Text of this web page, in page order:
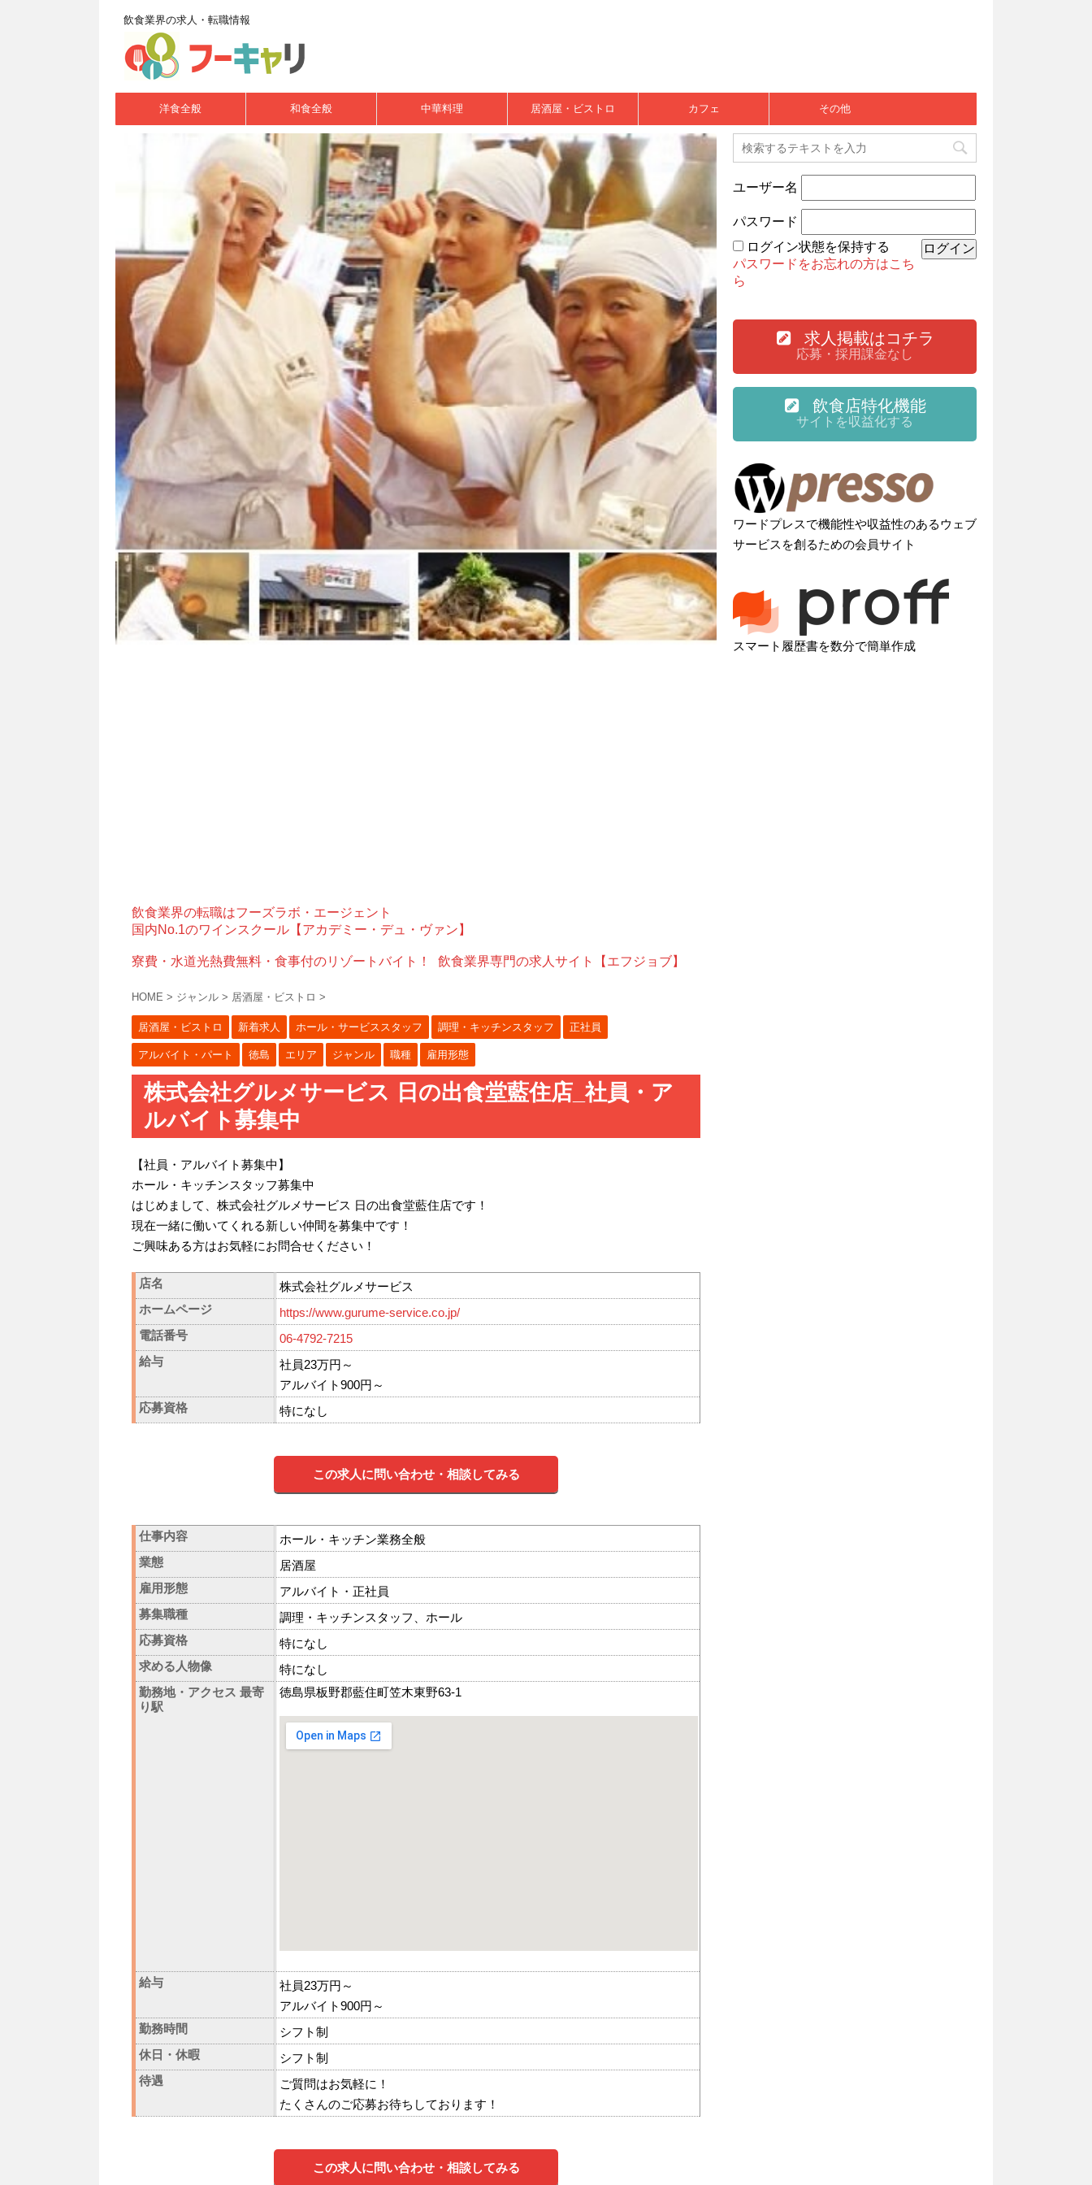
飲食業界の求人・転職情報
洋食全般 和食全般 中華料理 居酒屋・ビストロ カフェ その他
飲食業界の転職はフーズラボ・エージェント
国内No.1のワインスクール【アカデミー・デュ・ヴァン】
寮費・水道光熱費無料・食事付のリゾートバイト！ 飲食業界専門の求人サイト【エフジョブ】
HOME > ジャンル > 居酒屋・ビストロ >
居酒屋・ビストロ 新着求人 ホール・サービススタッフ 調理・キッチンスタッフ 正社員
アルバイト・パート 徳島 エリア ジャンル 職種 雇用形態
株式会社グルメサービス 日の出食堂藍住店_社員・ア
ルバイト募集中
【社員・アルバイト募集中】
ホール・キッチンスタッフ募集中
はじめまして、株式会社グルメサービス 日の出食堂藍住店です！
現在一緒に働いてくれる新しい仲間を募集中です！
ご興味ある方はお気軽にお問合せください！
店名
株式会社グルメサービス
ホームページ
https://www.gurume-service.co.jp/
電話番号
06-4792-7215
給与
社員23万円～
アルバイト900円～
応募資格
特になし
この求人に問い合わせ・相談してみる
仕事内容
ホール・キッチン業務全般
業態
居酒屋
雇用形態
アルバイト・正社員
募集職種
調理・キッチンスタッフ、ホール
応募資格
特になし
求める人物像
特になし
勤務地・アクセス 最寄
り駅
徳島県板野郡藍住町笠木東野63-1
給与
社員23万円～
アルバイト900円～
勤務時間
シフト制
休日・休暇
シフト制
待遇
ご質問はお気軽に！
たくさんのご応募お待ちしております！
この求人に問い合わせ・相談してみる
ユーザー名
パスワード
ログイン状態を保持する
パスワードをお忘れの方はこち
ら
求人掲載はコチラ
応募・採用課金なし
飲食店特化機能
サイトを収益化する
ワードプレスで機能性や収益性のあるウェブ
サービスを創るための会員サイト
スマート履歴書を数分で簡単作成